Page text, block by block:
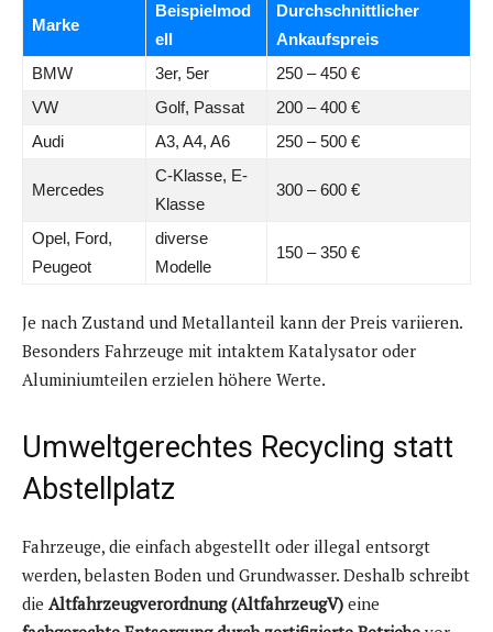
Marke
Beispielmod
ell
Durchschnittlicher
Ankaufspreis
BMW
3er, 5er
250 – 450 €
VW
Golf, Passat
200 – 400 €
Audi
A3, A4, A6 250 – 500 €
Mercedes
C-Klasse, E-
Klasse
300 – 600 €
Opel, Ford,
Peugeot
diverse
Modelle
150 – 350 €
Je nach Zustand und Metallanteil kann der Preis variieren.
Besonders Fahrzeuge mit intaktem Katalysator oder
Aluminiumteilen erzielen höhere Werte.
Umweltgerechtes Recycling statt
Abstellplatz
Fahrzeuge, die einfach abgestellt oder illegal entsorgt
werden, belasten Boden und Grundwasser. Deshalb schreibt
die Altfahrzeugverordnung (AltfahrzeugV) eine